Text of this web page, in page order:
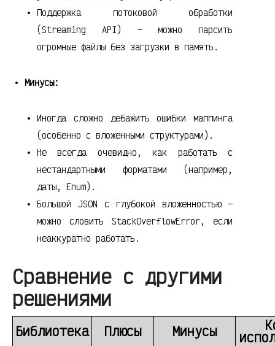
Поддержка потоковой обработки
(Streaming API) — можно парсить
огромные файлы без загрузки в память.
Минусы:
Иногда сложно дебажить ошибки маппинга
(особенно с вложенными структурами).
Не всегда очевидно, как работать с
нестандартными форматами (например,
даты, Enum).
Большой JSON с глубокой вложенностью —
можно словить StackOverflowError, если
неаккуратно работать.
Сравнение с другими
решениями
Библиотека Плюсы Минусы